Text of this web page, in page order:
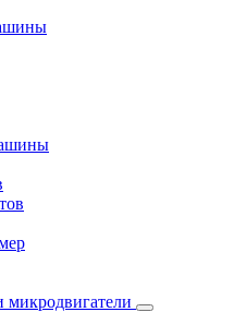
микродвигатели